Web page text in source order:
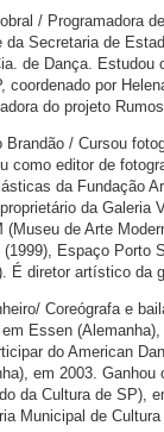
/ Programadora
da Secretaria de
de Dança.
coordenado por
do projeto
Brandão / Cursou
como editor de
da Fundação
da Galeria
(Museu de Arte
(1999), Espaço Porto
É diretor artístico da
Coreógrafa e
Essen
do American
em 2003.
da Cultura de SP),
Municipal de Cultura